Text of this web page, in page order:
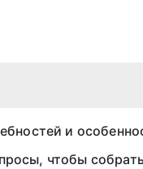
и
чтобы